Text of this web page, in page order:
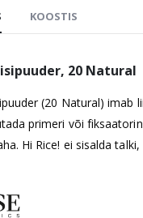
KOOSTIS
20 Natural
(20 Natural) imab
primeri või
Hi Rice! ei sisalda